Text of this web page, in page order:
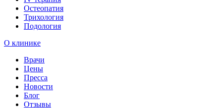
Остеопатия
Трихология
Подология
О клинике
Врачи
Цены
Пресса
Новости
Блог
Отзывы